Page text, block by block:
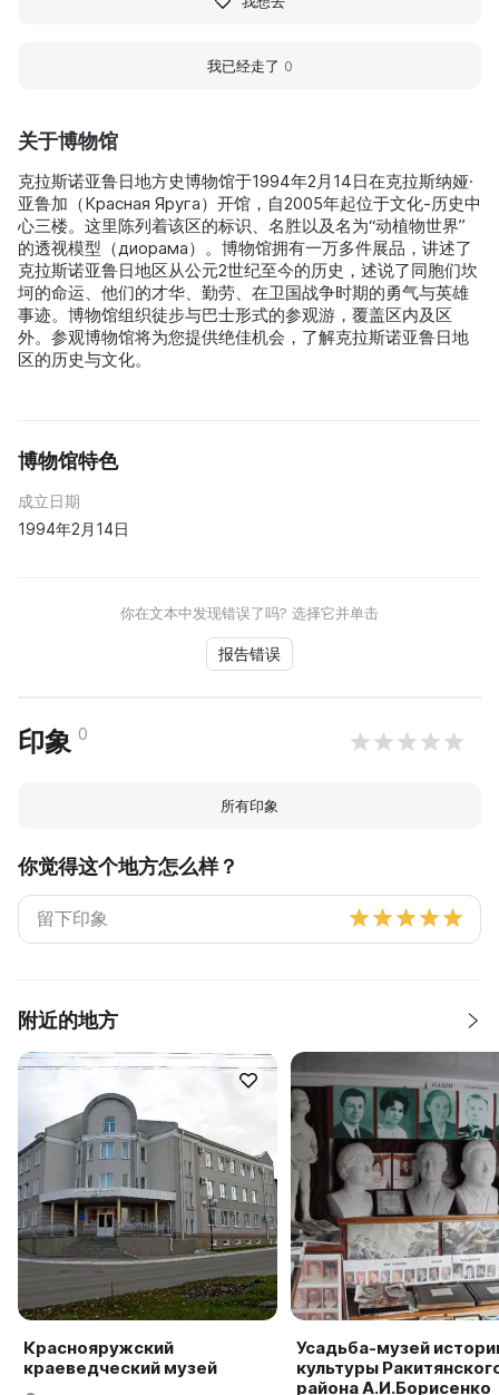
关于博物馆
克拉斯诺亚鲁日地方史博物馆于1994年2月14日在克拉斯纳娅·
亚鲁加（Красная Яруга）开馆，自2005年起位于文化-历史中
心三楼。这里陈列着该区的标识、名胜以及名为“动植物世界”
的透视模型（диорама）。博物馆拥有一万多件展品，讲述了
克拉斯诺亚鲁日地区从公元2世纪至今的历史，述说了同胞们坎
坷的命运、他们的才华、勤劳、在卫国战争时期的勇气与英雄
事迹。博物馆组织徒步与巴士形式的参观游，覆盖区内及区
外。参观博物馆将为您提供绝佳机会，了解克拉斯诺亚鲁日地
区的历史与文化。
博物馆特色
成立日期
1994年2月14日
你在文本中发现错误了吗? 选择它并单击
报告错误
印象 0
所有印象
你觉得这个地方怎么样？
附近的地方
Краснояружский
краеведческий музей
Усадьба-музей
культуры
района А.И.Борисенко
我已经走了 0